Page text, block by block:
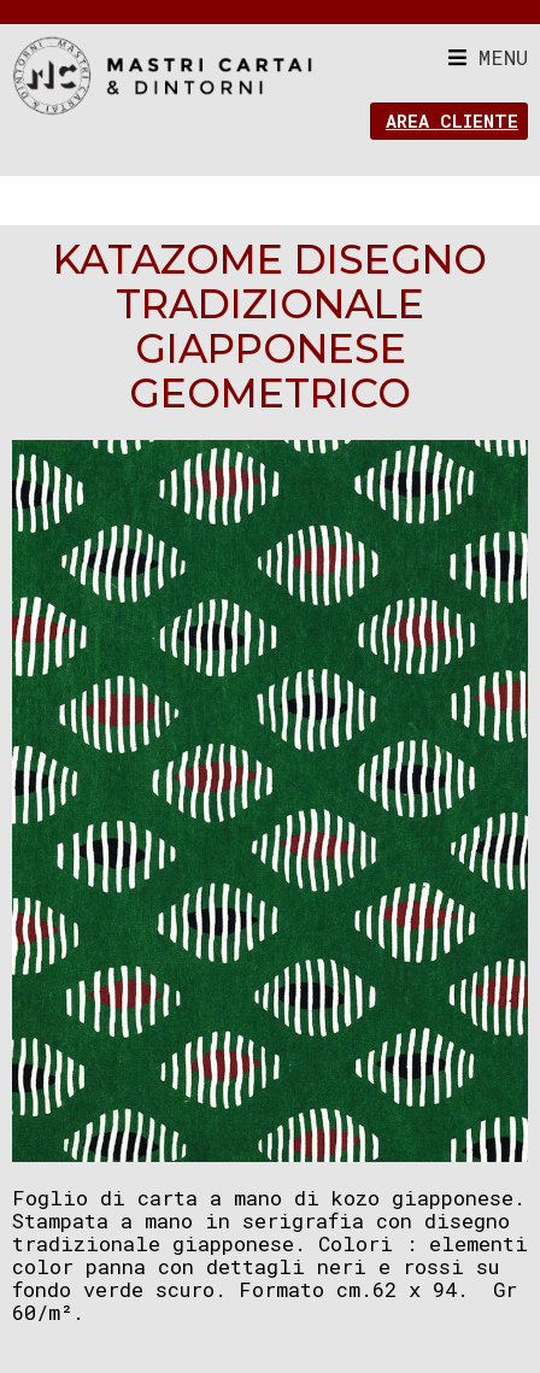
MENU
AREA CLIENTE
KATAZOME DISEGNO
TRADIZIONALE
GIAPPONESE
GEOMETRICO
Foglio di carta a mano di kozo giapponese.
Stampata a mano in serigrafia con disegno
tradizionale giapponese. Colori : elementi
color panna con dettagli neri e rossi su
fondo verde scuro. Formato cm.62 x 94. Gr
60/m².